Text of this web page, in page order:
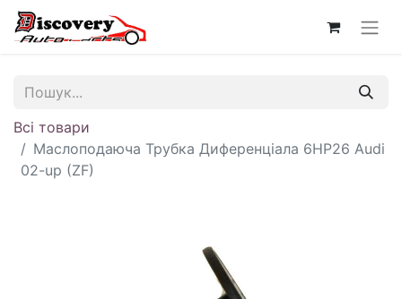
Всі товари
Маслоподаюча Трубка Диференціала 6HP26 Audi
02-up (ZF)